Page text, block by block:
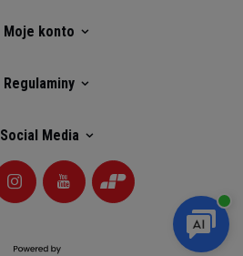
Moje konto
Regulaminy
Social Media